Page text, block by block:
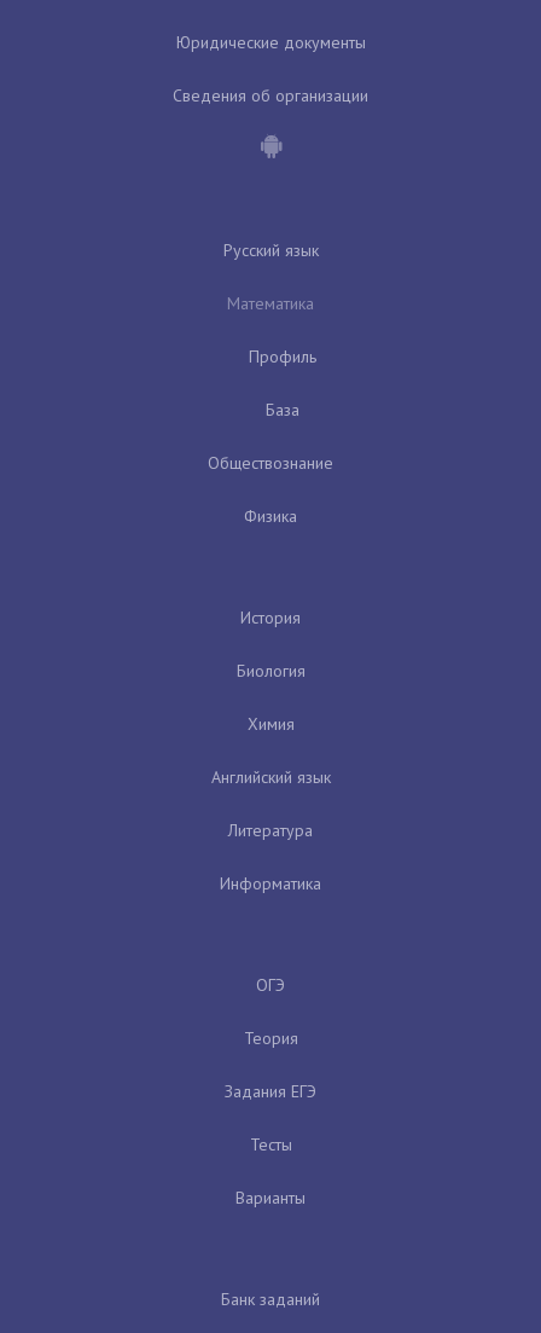
Юридические документы
Сведения об организации
Русский язык
Математика
Профиль
База
Обществознание
Физика
История
Биология
Химия
Английский язык
Литература
Информатика
ОГЭ
Теория
Задания ЕГЭ
Тесты
Варианты
Банк заданий